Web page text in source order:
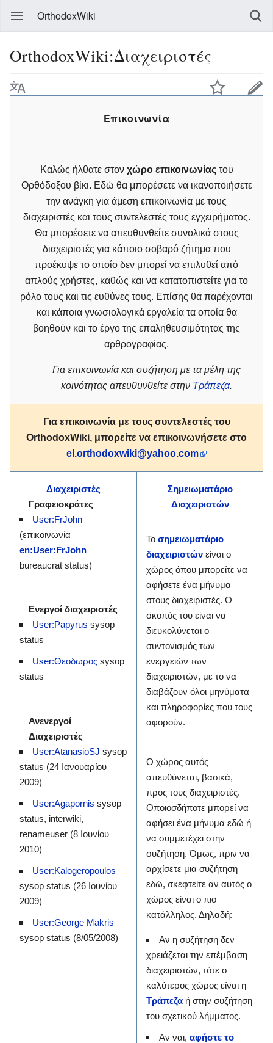
OrthodoxWiki
OrthodoxWiki:Διαχειριστές
Επικοινωνία
Καλώς ήλθατε στον χώρο επικοινωνίαςτου
Ορθόδοξου βίκι. Εδώ θα μπορέσετε να ικανοποιήσετε
την ανάγκη για άμεση επικοινωνία με τους
διαχειριστές και τους συντελεστές τους εγχειρήματος.
Θα μπορέσετε να απευθυνθείτε συνολικά στους
διαχειριστές για κάποιο σοβαρό ζήτημα που
προέκυψε το οποίο δεν μπορεί να επιλυθεί από
απλούς χρήστες, καθώς και να κατατοπιστείτε για το
ρόλο τους και τις ευθύνες τους. Επίσης θα παρέχονται
και κάποια γνωσιολογικά εργαλεία τα οποία θα
βοηθούν και το έργο της επαληθευσιμότητας της
αρθρογραφίας.
Για επικοινωνία και συζήτηση με τα μέλη της
κοινότητας απευθυνθείτε στην Τράπεζα.
Για επικοινωνία με τους συντελεστές του
OrthodoxWiki, μπορείτε να επικοινωνήσετε στο
el.orthodoxwiki@yahoo.com
Διαχειριστές
Γραφειοκράτες
User:FrJohn
(επικοινωνία
en:User:FrJohn
bureaucrat status)
Ενεργοί διαχειριστές
User:Papyrus sysop
status
User:Θεοδωρος sysop
status
Ανενεργοί
Διαχειριστές
User:AtanasioSJ sysop
status (24 Ιανουαρίου
2009)
User:Agapornis ‎sysop
status, interwiki,
renameuser (8 Ιουνίου
2010)
User:Kalogeropoulos
sysop status (26 Ιουνίου
2009)
User:George Makris
‎sysop status (8/05/2008)
Σημειωματάριο
Διαχειριστών
Τοσημειωματάριο
διαχειριστών είναι ο
χώρος όπου μπορείτε να
αφήσετε ένα μήνυμα
στους διαχειριστές. Ο
σκοπός του είναι να
διευκολύνεται ο
συντονισμός των
ενεργειών των
διαχειριστών, με το να
διαβάζουν όλοι μηνύματα
και πληροφορίες που τους
αφορούν.
Ο χώρος αυτός
απευθύνεται, βασικά,
προς τους διαχειριστές.
Οποιοσδήποτε μπορεί να
αφήσει ένα μήνυμα εδώ ή
να συμμετέχει στην
συζήτηση. Όμως, πριν να
αρχίσετε μια συζήτηση
εδώ, σκεφτείτε αν αυτός ο
χώρος είναι ο πιο
κατάλληλος. Δηλαδή:
Αν η συζήτηση δεν
χρειάζεται την επέμβαση
διαχειριστών, τότε ο
καλύτερος χώρος είναι η
Τράπεζα ή στην συζήτηση
του σχετικού λήμματος.
Αν ναι,αφήστε το